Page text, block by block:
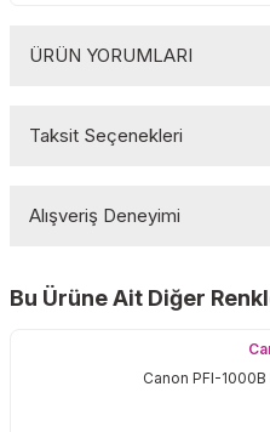
ÜRÜN YORUMLARI
Taksit Seçenekleri
Alışveriş Deneyimi
Sitemize ilk
Bu Ürüne Ait Diğer
Canon PFI-